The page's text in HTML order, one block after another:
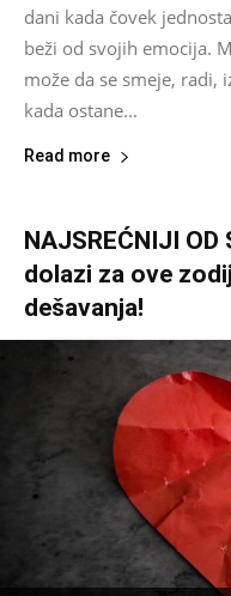
dani kada čovek
beži od svojih emocija.
može da se smeje, radi,
kada ostane...
Read more
NAJSREĆNIJI
dolazi za ove
dešavanja!